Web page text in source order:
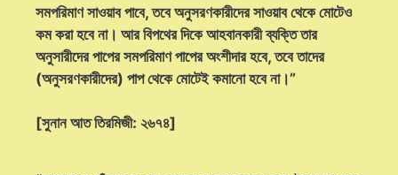
সমপরিমাণ সাওয়াব পাবে, তবে অনুসরণকারীদের সাওয়াব থেকে মোটেও
কম করা হবে না। আর বিপথের দিকে আহবানকারী ব্যক্তি তার
অনুসারীদের পাপের সমপরিমাণ পাপের অংশীদার হবে, তবে তাদের
(অনুসরণকারীদের) পাপ থেকে মোটেই কমানো হবে না।”
[সুনান আত তিরমিজী: ২৬৭৪]